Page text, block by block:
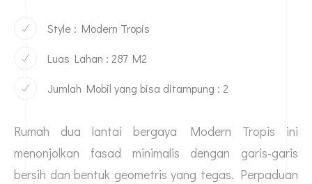
Style : Modern Tropis
Luas Lahan : 287 M2
Jumlah Mobil yang bisa ditampung : 2
Rumah dua lantai bergaya Modern Tropis ini
menonjolkan fasad minimalis dengan garis-garis
bersih dan bentuk geometris yang tegas. Perpaduan